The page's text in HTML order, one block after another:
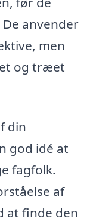
anvender
men
og træet
din
god idé at
fagfolk.
af
at finde den